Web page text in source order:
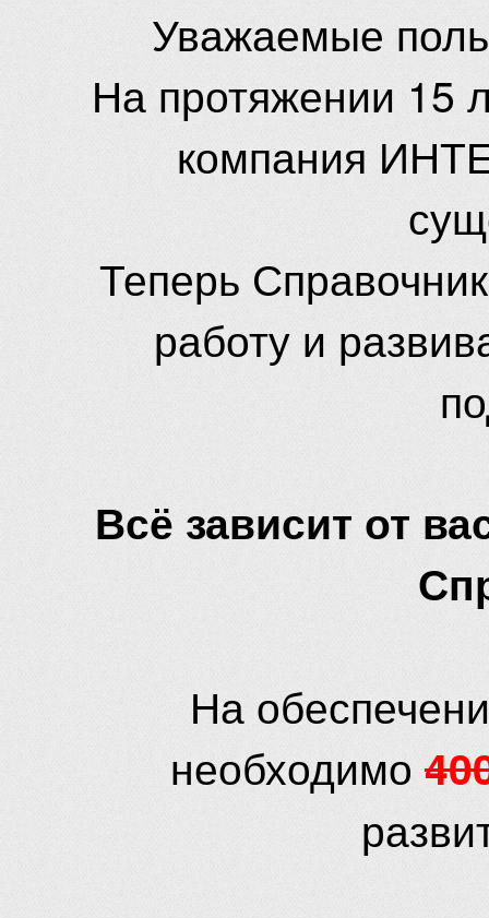
Уважаемые
На протяжении 15
компания
Теперь
работу и
Всё зависит от
На
необходимо